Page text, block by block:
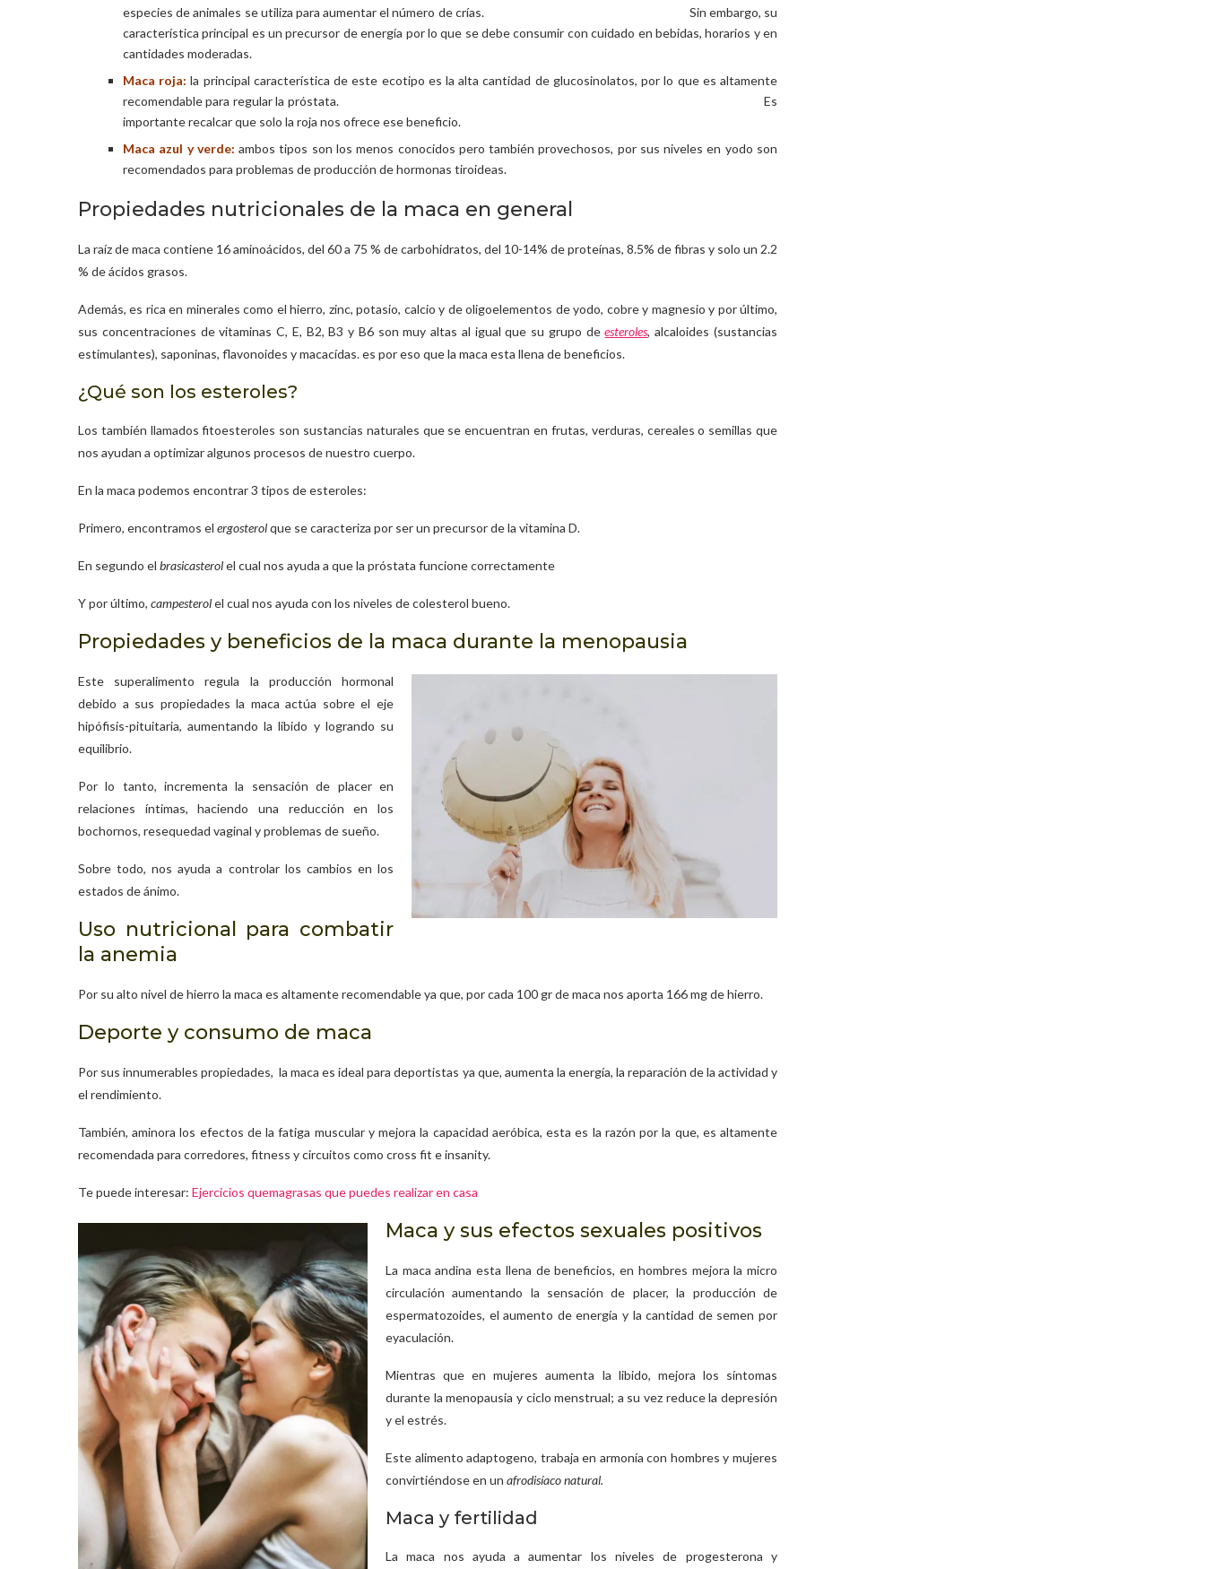
especies de animales se utiliza para aumentar el número de crías. Sin embargo, su
característica principal es un precursor de energía por lo que se debe consumir con cuidado en bebidas, horarios y en
cantidades moderadas.
Maca roja: la principal característica de este ecotipo es la alta cantidad de glucosinolatos, por lo que es altamente
recomendable para regular la próstata. Es
importante recalcar que solo la roja nos ofrece ese beneficio.
Maca azul y verde: ambos tipos son los menos conocidos pero también provechosos, por sus niveles en yodo son
recomendados para problemas de producción de hormonas tiroideas.
Propiedades nutricionales de la maca en general
La raíz de maca contiene 16 aminoácidos, del 60 a 75 % de carbohidratos, del 10-14% de proteínas, 8.5% de fibras y solo un 2.2
% de ácidos grasos.
Además, es rica en minerales como el hierro, zinc, potasio, calcio y de oligoelementos de yodo, cobre y magnesio y por último,
sus concentraciones de vitaminas C, E, B2, B3 y B6 son muy altas al igual que su grupo de esteroles, alcaloides (sustancias
estimulantes), saponinas, flavonoides y macacídas. es por eso que la maca esta llena de beneficios.
¿Qué son los esteroles?
Los también llamados fitoesteroles son sustancias naturales que se encuentran en frutas, verduras, cereales o semillas que
nos ayudan a optimizar algunos procesos de nuestro cuerpo.
En la maca podemos encontrar 3 tipos de esteroles:
Primero, encontramos el ergosterolque se caracteriza por ser un precursor de la vitamina D.
En segundo el brasicasterolel cual nos ayuda a que la próstata funcione correctamente
Y por último, campesterolel cual nos ayuda con los niveles de colesterol bueno.
Propiedades y beneficios de la maca durante la menopausia
Este superalimento regula la producción hormonal
debido a sus propiedades la maca actúa sobre el eje
hipófisis-pituitaria, aumentando la libido y logrando su
equilibrio.
Por lo tanto, incrementa la sensación de placer en
relaciones íntimas, haciendo una reducción en los
bochornos, resequedad vaginal y problemas de sueño.
Sobre todo, nos ayuda a controlar los cambios en los
estados de ánimo.
Uso nutricional para combatir
la anemia
Por su alto nivel de hierro la maca es altamente recomendable ya que, por cada 100 gr de maca nos aporta 166 mg de hierro.
Deporte y consumo de maca
Por sus innumerables propiedades, la maca es ideal para deportistas ya que, aumenta la energía, la reparación de la actividad y
el rendimiento.
También, aminora los efectos de la fatiga muscular y mejora la capacidad aeróbica, esta es la razón por la que, es altamente
recomendada para corredores, fitness y circuitos como cross fit e insanity.
Te puede interesar: Ejercicios quemagrasas que puedes realizar en casa
Maca y sus efectos sexuales positivos
La maca andina esta llena de beneficios, en hombres mejora la micro
circulación aumentando la sensación de placer, la producción de
espermatozoides, el aumento de energía y la cantidad de semen por
eyaculación.
Mientras que en mujeres aumenta la libido, mejora los síntomas
durante la menopausia y ciclo menstrual; a su vez reduce la depresión
y el estrés.
Este alimento adaptogeno, trabaja en armonía con hombres y mujeres
convirtiéndose en un afrodisíaco natural.
Maca y fertilidad
La maca nos ayuda a aumentar los niveles de progesterona y